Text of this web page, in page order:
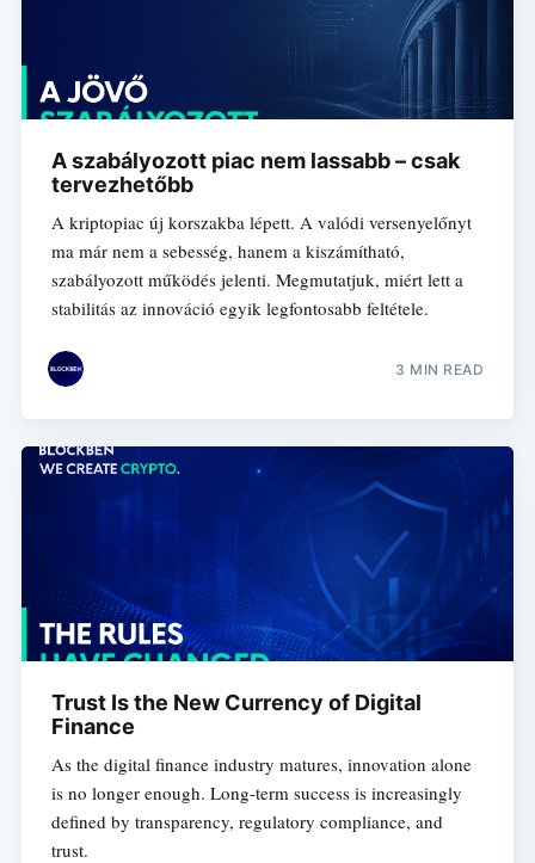
A szabályozott piac nem lassabb – csak
tervezhetőbb
A kriptopiac új korszakba lépett. A valódi versenyelőnyt
ma már nem a sebesség, hanem a kiszámítható,
szabályozott működés jelenti. Megmutatjuk, miért lett a
stabilitás az innováció egyik legfontosabb feltétele.
3 MIN READ
Trust Is the New Currency of Digital
Finance
As the digital finance industry matures, innovation alone
is no longer enough. Long-term success is increasingly
defined by transparency, regulatory compliance, and
trust.